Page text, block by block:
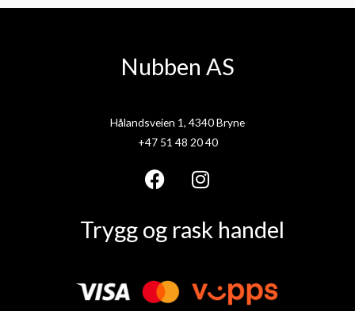
Nubben AS
Hålandsveien 1, 4340 Bryne
+47 51 48 20 40
F
c
b
o
I
n
s
g
Trygg og rask handel